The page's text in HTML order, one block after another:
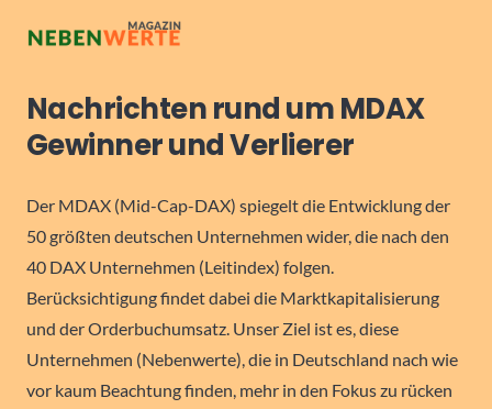
Nachrichten rund um MDAX
Gewinner und Verlierer
Der MDAX (Mid-Cap-DAX) spiegelt die Entwicklung der
50 größten deutschen Unternehmen wider, die nach den
40 DAX Unternehmen (Leitindex) folgen.
Berücksichtigung findet dabei die Marktkapitalisierung
und der Orderbuchumsatz. Unser Ziel ist es, diese
Unternehmen (Nebenwerte), die in Deutschland nach wie
vor kaum Beachtung finden, mehr in den Fokus zu rücken